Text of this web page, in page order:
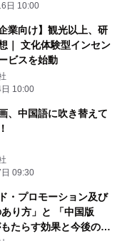
日 10:00
業向け】観光以上、研
｜ 文化体験型インセン
ビスを始動
10:00
、中国語に吹き替えて
09:30
・プロモーション及び
り方」と 「中国版
たらす効果と今後の展